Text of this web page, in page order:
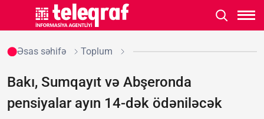
Əsas səhifə Toplum
Bakı, Sumqayıt və Abşeronda
pensiyalar ayın 14-dək ödəniləcək